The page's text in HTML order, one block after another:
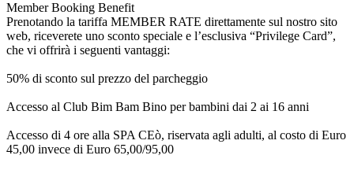
Member Booking Benefit
Prenotando la tariffa MEMBER RATE direttamente sul nostro sito
web, riceverete uno sconto speciale e l’esclusiva “Privilege Card”,
che vi offrirà i seguenti vantaggi:
50% di sconto sul prezzo del parcheggio
Accesso al Club Bim Bam Bino per bambini dai 2 ai 16 anni
Accesso di 4 ore alla SPA CEò, riservata agli adulti, al costo di Euro
45,00 invece di Euro 65,00/95,00